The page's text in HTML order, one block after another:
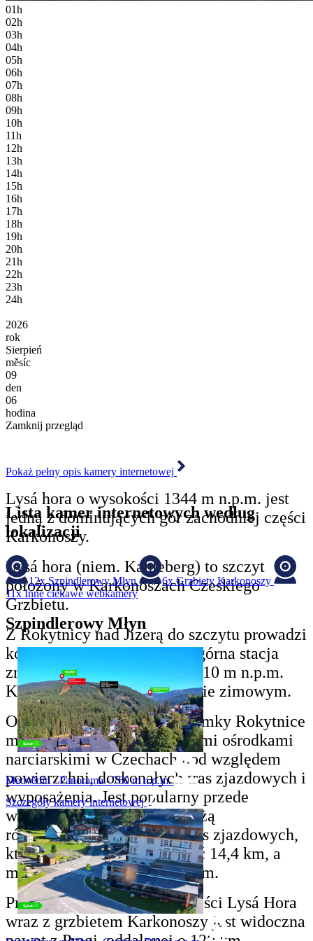
01h
02h
03h
04h
05h
06h
07h
08h
09h
10h
11h
12h
13h
14h
15h
16h
17h
18h
19h
20h
21h
22h
23h
24h
2026
rok
Sierpień
měsíc
09
den
06
hodina
Zamknij przegląd
Pokaż pełny opis kamery internetowej
Lysá hora o wysokości 1344 m n.p.m. jest
jedną z dominujących gór zachodniej części
Karkonoszy.
Lysá hora (niem. Kahleberg) to szczyt
położony w Karkonoszach Czeskiego
Grzbietu.
Z Rokytnicy nad Jizerą do szczytu prowadzi
kolejka krzesełkowa, której górna stacja
znajduje się na wysokości 1310 m n.p.m.
Kolejka działa tylko w sezonie zimowym.
Ośrodek narciarski Horní Domky Rokytnice
może się równać z najlepszymi ośrodkami
narciarskimi w Czechach pod względem
powierzchni, doskonałych tras zjazdowych i
wyposażenia. Jest popularny przede
wszystkim ze względu na dużą
różnorodność i rozległość tras zjazdowych,
które osiągają łączną długość 14,4 km, a
miejscami szerokość do 100 m.
Przy bardzo dobrej widoczności Lysá Hora
wraz z grzbietem Karkonoszy jest widoczna
Lista kamer internetowych według
lokalizacji
12x Szpindlerowy Młyn 6x Grzbiety Karkonoszy
11x Inne ciekawe webkamery
Szpindlerowy Młyn
Medvědín - Panorama - 760 m n.p.m.
Szczegóły kamery internetowej